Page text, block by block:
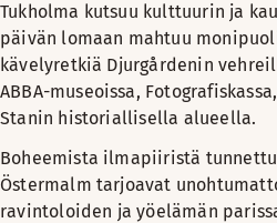
Tukholma kutsuu kulttuurin ja
päivän lomaan mahtuu
kävelyretkiä Djurgårdenin
ABBA-museoissa,
Stanin historiallisella alueella.
Boheemista ilmapiiristä
Östermalm tarjoavat
ravintoloiden ja yöelämän